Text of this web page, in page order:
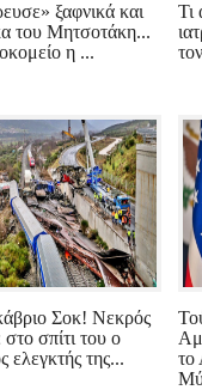
ξαφνικά και
του Μητσοτάκη...
η ...
Τι
Σοκ! Νεκρός
σπίτι του ο
ελεγκτής της...
το